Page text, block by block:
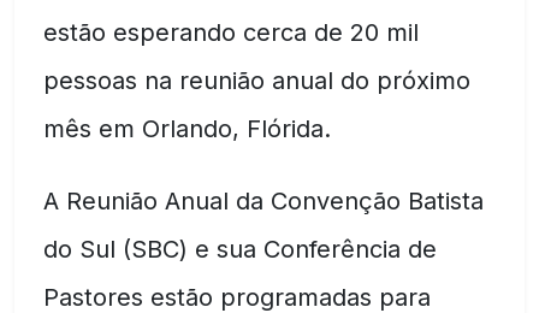
estão esperando cerca de 20 mil
pessoas na reunião anual do próximo
mês em Orlando, Flórida.
A Reunião Anual da Convenção Batista
do Sul (SBC) e sua Conferência de
Pastores estão programadas para